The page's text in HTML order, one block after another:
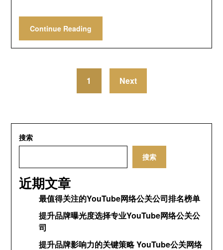
Continue Reading
1 Next
搜索
搜索
近期文章
最值得关注的YouTube网络公关公司排名榜单
提升品牌曝光度选择专业YouTube网络公关公
司
提升品牌影响力的关键策略 YouTube公关网络